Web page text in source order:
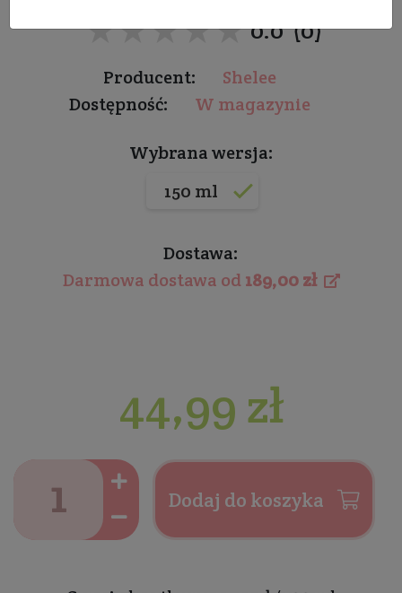
0.0 (0)
★★★★★
★★★★★
Producent:
Shelee
Dostępność:
W magazynie
Wybrana wersja:
150 ml
Dostawa:
Darmowa dostawa od189,00 zł
44,99 zł
Dodaj do koszyka